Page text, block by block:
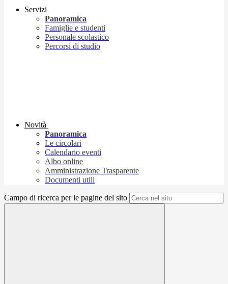
Servizi
Panoramica
Famiglie e studenti
Personale scolastico
Percorsi di studio
Novità
Panoramica
Le circolari
Calendario eventi
Albo online
Amministrazione Trasparente
Documenti utili
Campo di ricerca per le pagine del sito